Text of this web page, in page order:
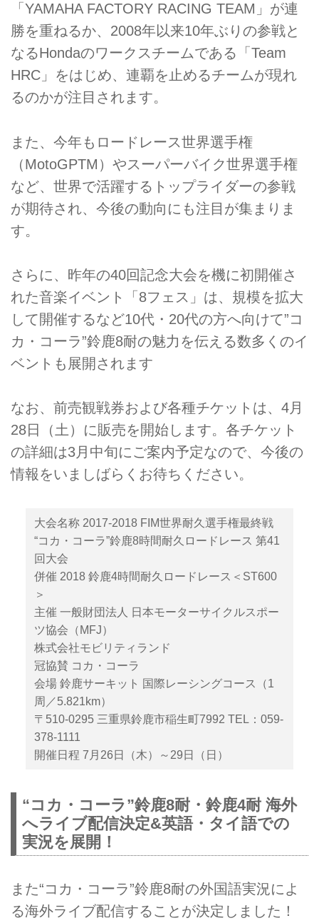
「YAMAHA FACTORY RACING TEAM」が連
勝を重ねるか、2008年以来10年ぶりの参戦と
なるHondaのワークスチームである「Team
HRC」をはじめ、連覇を止めるチームが現れ
るのかが注目されます。
また、今年もロードレース世界選手権
（MotoGPTM）やスーパーバイク世界選手権
など、世界で活躍するトップライダーの参戦
が期待され、今後の動向にも注目が集まりま
す。
さらに、昨年の40回記念大会を機に初開催さ
れた音楽イベント「8フェス」は、規模を拡大
して開催するなど10代・20代の方へ向けて”コ
カ・コーラ”鈴鹿8耐の魅力を伝える数多くのイ
ベントも展開されます
なお、前売観戦券および各種チケットは、4月
28日（土）に販売を開始します。各チケット
の詳細は3月中旬にご案内予定なので、今後の
情報をいましばらくお待ちください。
大会名称 2017-2018 FIM世界耐久選手権最終戦
“コカ・コーラ”鈴鹿8時間耐久ロードレース 第41
回大会
併催 2018 鈴鹿4時間耐久ロードレース＜ST600
＞
主催 一般財団法人 日本モーターサイクルスポー
ツ協会（MFJ）
株式会社モビリティランド
冠協賛 コカ・コーラ
会場 鈴鹿サーキット 国際レーシングコース（1
周／5.821km）
〒510-0295 三重県鈴鹿市稲生町7992 TEL：059-
378-1111
開催日程 7月26日（木）～29日（日）
“コカ・コーラ”鈴鹿8耐・鈴鹿4耐 海外
へライブ配信決定&英語・タイ語での
実況を展開！
また“コカ・コーラ”鈴鹿8耐の外国語実況によ
る海外ライブ配信することが決定しました！